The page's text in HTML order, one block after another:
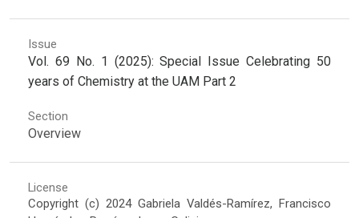
Issue
Vol. 69 No. 1 (2025): Special Issue Celebrating 50
years of Chemistry at the UAM Part 2
Section
Overview
License
Copyright (c) 2024 Gabriela Valdés-Ramírez, Francisco